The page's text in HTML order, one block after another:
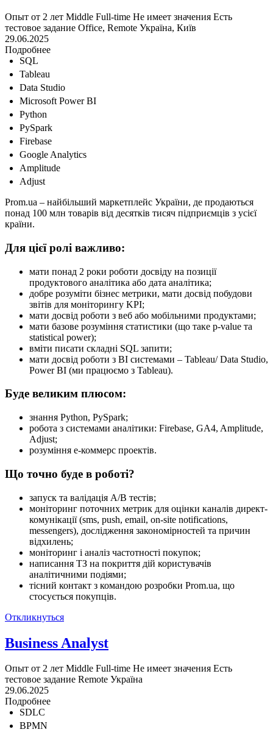
Опыт от 2 лет Middle Full-time Не имеет значения Есть
тестовое задание Office, Remote Україна, Київ
29.06.2025
Подробнее
SQL
Tableau
Data Studio
Microsoft Power BI
Python
PySpark
Firebase
Google Analytics
Amplitude
Adjust
Prom.ua – найбільший маркетплейс України, де продаються
понад 100 млн товарів від десятків тисяч підприємців з усієї
країни.
Для цієї ролі важливо:
мати понад 2 роки роботи досвіду на позиції
продуктового аналітика або дата аналітика;
добре розуміти бізнес метрики, мати досвід побудови
звітів для моніторингу KPI;
мати досвід роботи з веб або мобільними продуктами;
мати базове розуміння статистики (що таке p-value та
statistical power);
вміти писати складні SQL запити;
мати досвід роботи з BI системами – Tableau/ Data Studio,
Power BI (ми працюємо з Tableau).
Буде великим плюсом:
знання Python, PySpark;
робота з системами аналітики: Firebase, GA4, Amplitude,
Adjust;
розуміння е-коммерс проектів.
Що точно буде в роботі?
запуск та валідація A/B тестів;
моніторинг поточних метрик для оцінки каналів директ-
комунікації (sms, push, email, on-site notifications,
messengers), дослідження закономірностей та причин
відхилень;
моніторинг і аналіз частотності покупок;
написання ТЗ на покриття дій користувачів
аналітичними подіями;
тісний контакт з командою розробки Prom.ua, що
стосується покупців.
Откликнуться
Business Analyst
Опыт от 2 лет Middle Full-time Не имеет значения Есть
тестовое задание Remote Україна
29.06.2025
Подробнее
SDLC
BPMN